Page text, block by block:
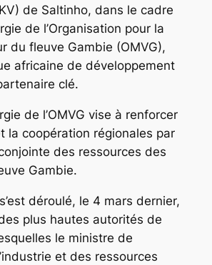
de Saltinho, dans le cadre
de l’Organisation pour la
du fleuve Gambie (OMVG),
africaine de développement
clé.
de l’OMVG vise à renforcer
la coopération régionales par
des ressources des
Gambie.
déroulé, le 4 mars dernier,
plus hautes autorités de
le ministre de
et des ressources